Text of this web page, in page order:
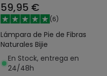
59,95 €
(6)
Lámpara de Pie de Fibras
Naturales Bijie
En Stock, entrega en
24/48h